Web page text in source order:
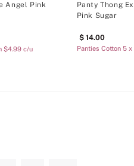
Angel Pink
$4.99 c/u
Panty Thong
Pink Sugar
14.00
Panties Cotton 5